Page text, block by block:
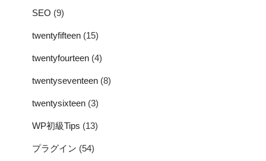
SEO (9)
twentyfifteen (15)
twentyfourteen (4)
twentyseventeen (8)
twentysixteen (3)
WP初級Tips (13)
プラグイン (54)